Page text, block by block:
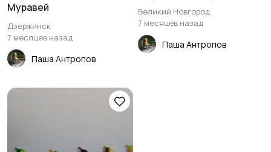
Муравей
Дзержинск
7 месяцев назад
Паша Антропов
Великий Новгород
7 месяцев назад
Паша Антропов